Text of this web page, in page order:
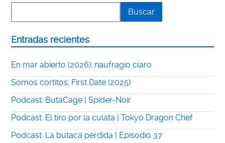
Entradas recientes
En mar abierto (2026): naufragio claro
Somos cortitos: First Date (2025)
Podcast: ButaCage | Spider-Noir
Podcast: El tiro por la culata | Tokyo Dragon Chef
Podcast: La butaca perdida | Episodio 37